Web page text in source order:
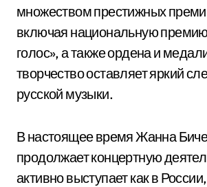
множеством престижных
включая национальную
голос», а также ордена и
творчество оставляет яркий
русской музыки.
В настоящее время Жанна
продолжает концертную
активно выступает как в